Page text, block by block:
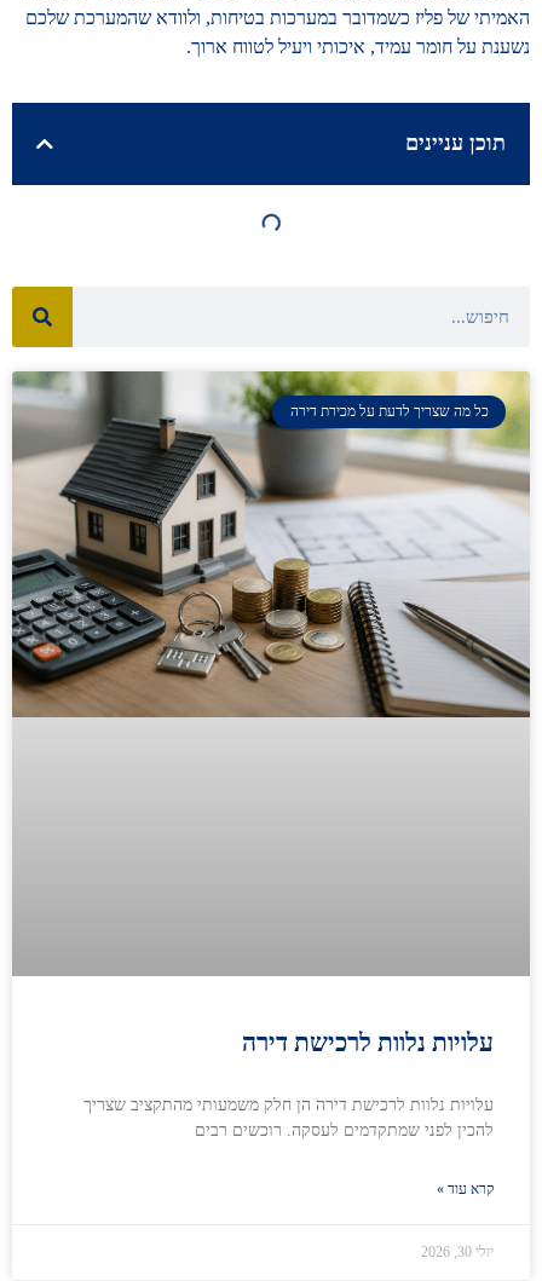
כל מה שצריך לדעת על מכירת דירה
עלויות נלוות לרכישת דירה
עלויות נלוות לרכישת דירה הן חלק משמעותי מהתקציב שצריך
להכין לפני שמתקדמים לעסקה. רוכשים רבים
קרא עוד »
יולי 30, 2026
האמיתי של פליז כשמדובר במערכות בטיחות, ולוודא שהמערכת שלכם
נשענת על חומר עמיד, איכותי ויעיל לטווח ארוך.
תוכן עניינים